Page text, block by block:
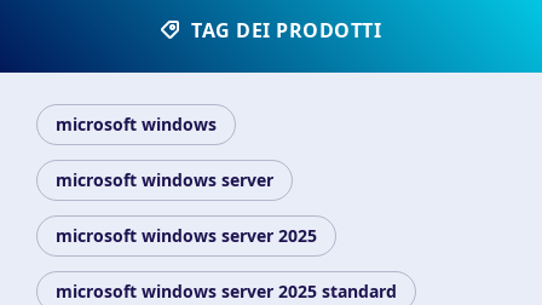
TAG DEI PRODOTTI
microsoft windows
microsoft windows server
microsoft windows server 2025
microsoft windows server 2025 standard